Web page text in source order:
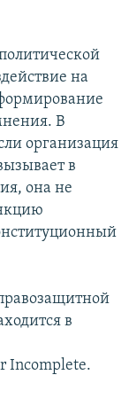
на
В
организация
в
она не
в
Incomplete.